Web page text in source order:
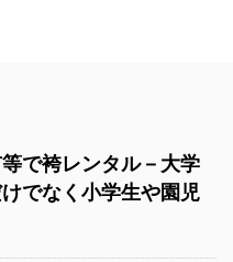
で袴レンタル－大学
でなく小学生や園児